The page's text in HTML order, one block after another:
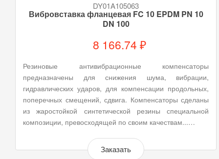
DY01A105063
Вибровставка фланцевая FC 10 EPDM PN 10
DN 100
8 166.74 ₽
Резиновые антивибрационные компенсаторы
предназначены для снижения шума, вибрации,
гидравлических ударов, для компенсации продольных,
поперечных смещений, сдвига. Компенсаторы сделаны
из жаростойкой синтетической резины специальной
композиции, превосходящей по своим качествам...…
Заказать